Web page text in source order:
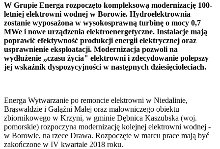
W Grupie Energa rozpoczęto kompleksową modernizację 100-
letniej elektrowni wodnej w Borowie. Hydroelektrownia
zostanie wyposażona w wysokosprawną turbinę o mocy 0,7
MWe i nowe urządzenia elektroenergetyczne. Instalacje mają
poprawić efektywność produkcji energii elektrycznej oraz
usprawnienie eksploatacji. Modernizacja pozwoli na
wydłużenie „czasu życia" elektrowni i zdecydowanie polepszy
jej wskaźnik dyspozycyjności w następnych dziesięcioleciach.
Energa Wytwarzanie po remoncie elektrowni w Niedalinie,
Brąswałdzie i Gałąźni Małej oraz malowniczego obiektu
zbiornikowego w Krzyni, w gminie Dębnica Kaszubska (woj.
pomorskie) rozpoczyna modernizację kolejnej elektrowni wodnej -
w Borowie, na rzece Drawa. Rozpoczęte w marcu prace mają być
zakończone w IV kwartale 2018 roku.